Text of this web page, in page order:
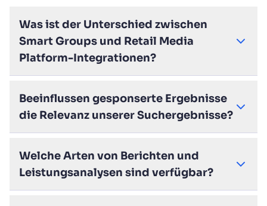
Was ist der Unterschied zwischen
Smart Groups und Retail Media
Platform-Integrationen?
Beeinflussen gesponserte Ergebnisse
die Relevanz unserer Suchergebnisse?
Welche Arten von Berichten und
Leistungsanalysen sind verfügbar?